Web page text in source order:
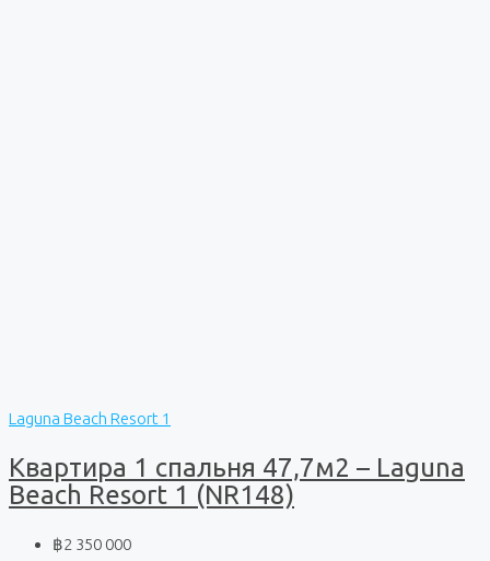
Laguna Beach Resort 1
Квартира 1 спальня 47,7м2 – Laguna
Beach Resort 1 (NR148)
฿2 350 000